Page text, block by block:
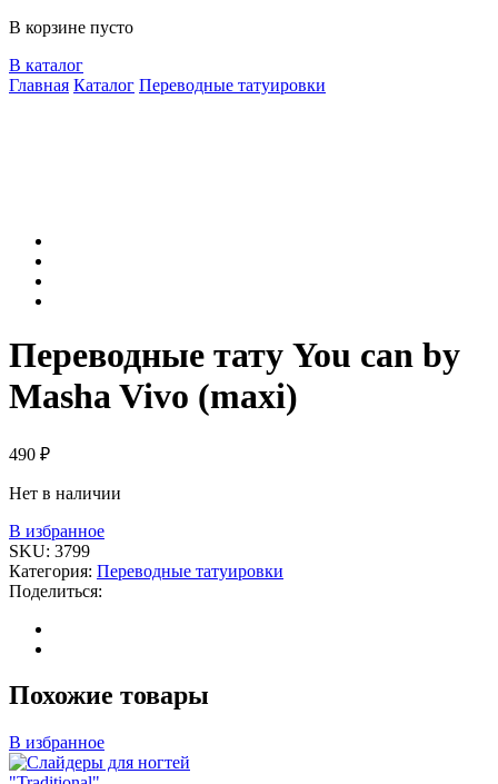
В корзине пусто
В каталог
Главная Каталог Переводные татуировки
Переводные тату You can by
Masha Vivo (maxi)
490 ₽
Нет в наличии
В избранное
SKU: 3799
Категория: Переводные татуировки
Поделиться:
Похожие товары
В избранное